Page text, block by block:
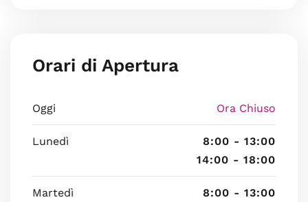
Orari di Apertura
Oggi Ora Chiuso
Lunedì
8:00 - 13:00
14:00 - 18:00
Martedì
8:00 - 13:00